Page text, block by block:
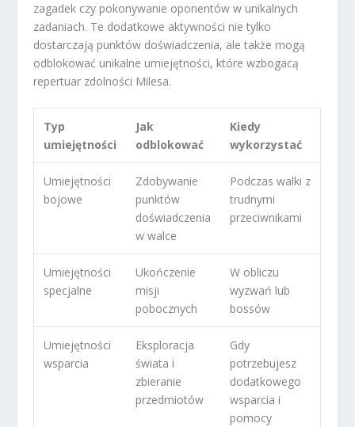
zagadek czy pokonywanie oponentów w unikalnych
zadaniach. Te dodatkowe aktywności nie tylko
dostarczają punktów doświadczenia, ale także mogą
odblokować unikalne umiejętności, które wzbogacą
repertuar zdolności Milesa.
Typ
umiejętności
Jak
odblokować
Kiedy
wykorzystać
Umiejętności
bojowe
Zdobywanie
punktów
doświadczenia
w walce
Podczas walki z
trudnymi
przeciwnikami
Umiejętności
specjalne
Ukończenie
misji
pobocznych
W obliczu
wyzwań lub
bossów
Umiejętności
wsparcia
Eksploracja
świata i
zbieranie
przedmiotów
Gdy
potrzebujesz
dodatkowego
wsparcia i
pomocy